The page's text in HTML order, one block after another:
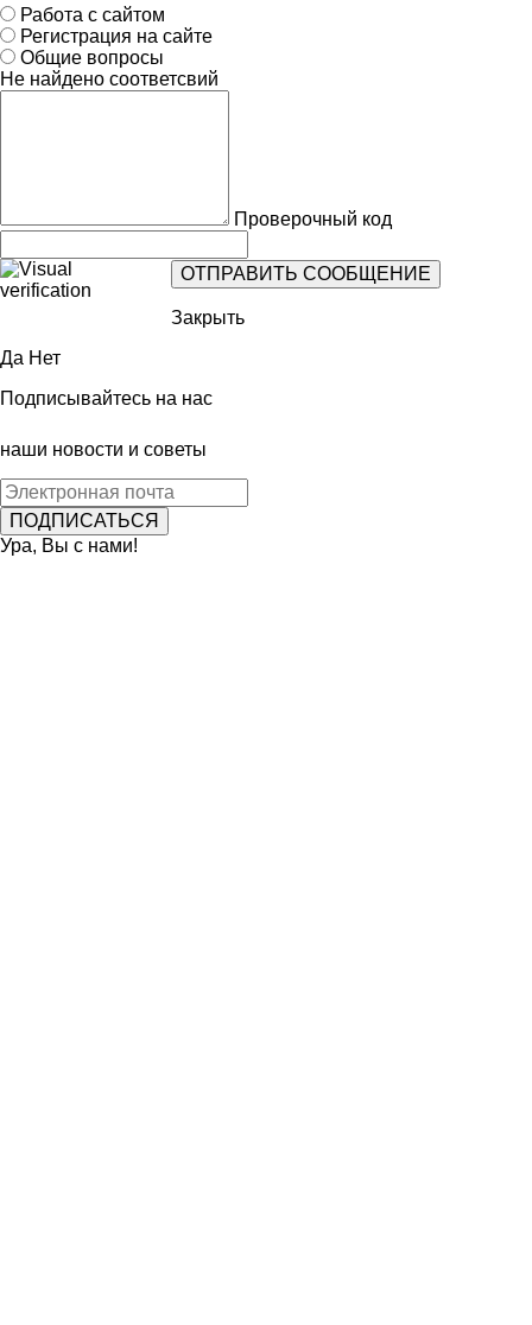
Работа с сайтом
Регистрация на сайте
Общие вопросы
Не найдено соответсвий
Проверочный код
Закрыть
Да Нет
Подписывайтесь на нас
наши новости и советы
Ура, Вы с нами!